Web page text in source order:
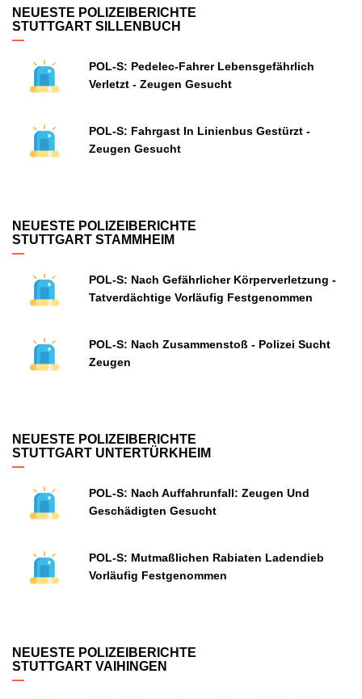
NEUESTE POLIZEIBERICHTE
STUTTGART SILLENBUCH
POL-S: Pedelec-Fahrer Lebensgefährlich
Verletzt - Zeugen Gesucht
POL-S: Fahrgast In Linienbus Gestürzt -
Zeugen Gesucht
NEUESTE POLIZEIBERICHTE
STUTTGART STAMMHEIM
POL-S: Nach Gefährlicher Körperverletzung -
Tatverdächtige Vorläufig Festgenommen
POL-S: Nach Zusammenstoß - Polizei Sucht
Zeugen
NEUESTE POLIZEIBERICHTE
STUTTGART UNTERTÜRKHEIM
POL-S: Nach Auffahrunfall: Zeugen Und
Geschädigten Gesucht
POL-S: Mutmaßlichen Rabiaten Ladendieb
Vorläufig Festgenommen
NEUESTE POLIZEIBERICHTE
STUTTGART VAIHINGEN